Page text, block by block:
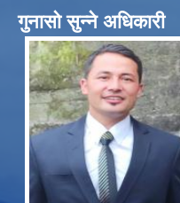
गुनासो सुन्ने अधिकारी